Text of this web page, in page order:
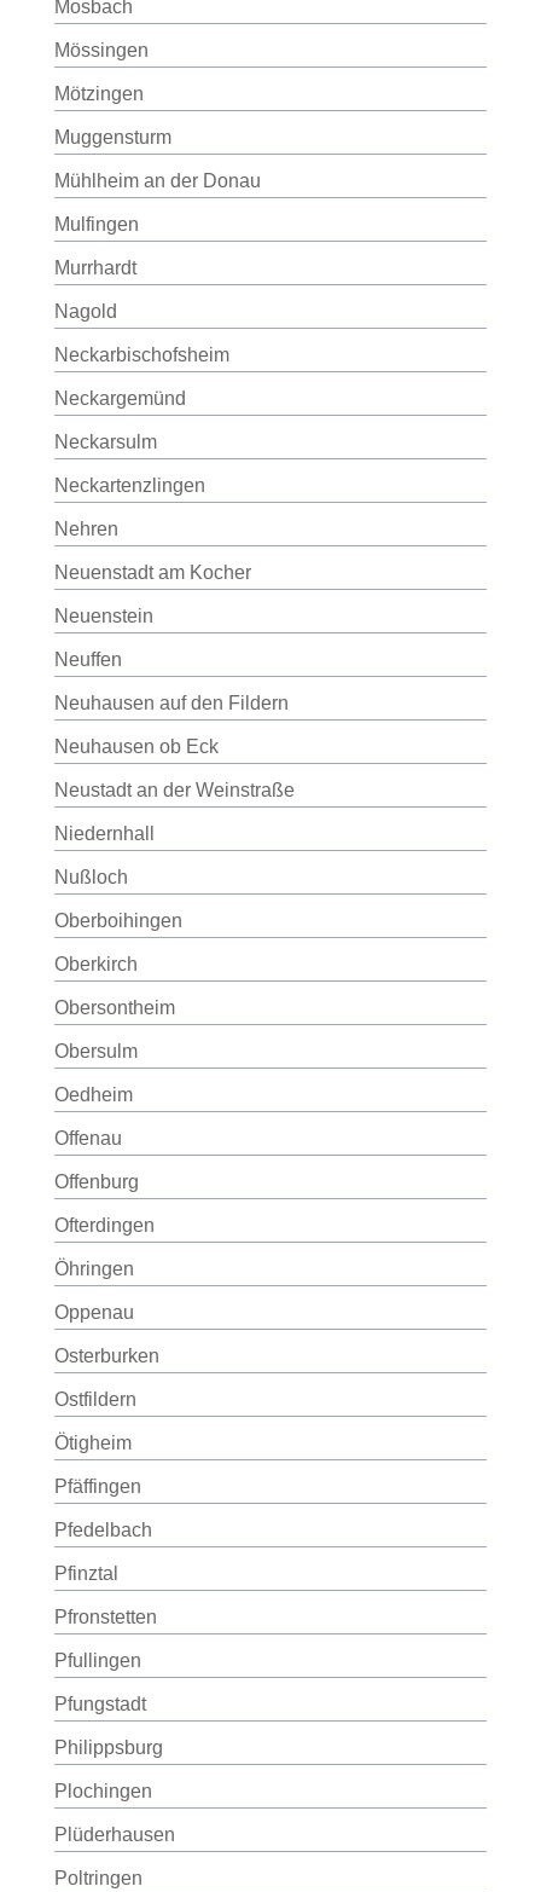
Mosbach
Mössingen
Mötzingen
Muggensturm
Mühlheim an der Donau
Mulfingen
Murrhardt
Nagold
Neckarbischofsheim
Neckargemünd
Neckarsulm
Neckartenzlingen
Nehren
Neuenstadt am Kocher
Neuenstein
Neuffen
Neuhausen auf den Fildern
Neuhausen ob Eck
Neustadt an der Weinstraße
Niedernhall
Nußloch
Oberboihingen
Oberkirch
Obersontheim
Obersulm
Oedheim
Offenau
Offenburg
Ofterdingen
Öhringen
Oppenau
Osterburken
Ostfildern
Ötigheim
Pfäffingen
Pfedelbach
Pfinztal
Pfronstetten
Pfullingen
Pfungstadt
Philippsburg
Plochingen
Plüderhausen
Poltringen